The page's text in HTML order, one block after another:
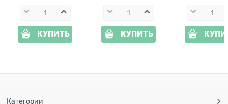
КУПИТЬ КУПИТЬ
Категории